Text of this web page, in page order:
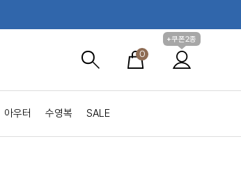
0
+쿠폰2종
아우터 수영복 SALE